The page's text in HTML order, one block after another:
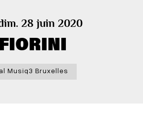
28 juin 2020
Musiq3 Bruxelles